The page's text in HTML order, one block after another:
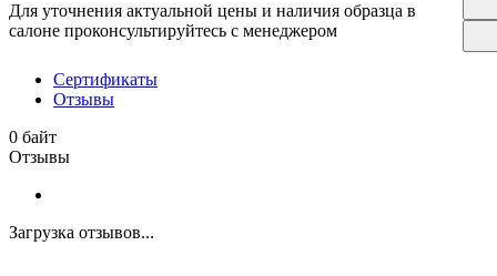
Для уточнения актуальной цены и наличия образца в
салоне проконсультируйтесь с менеджером
Сертификаты
Отзывы
0 байт
Отзывы
Загрузка отзывов...